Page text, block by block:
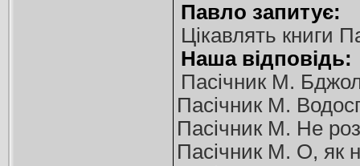
Павло запитує:
Цікавлять книги
Наша відповідь:
Пасічник М.
Пасічник М.
Пасічник М. Не
Пасічник М. О, як